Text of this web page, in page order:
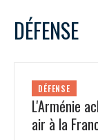
PRÉSENTATION
NOTRE VISION
ORGANISATION
DÉFENSE
DÉFENSE
L'Arménie
air à la
Rejoignez